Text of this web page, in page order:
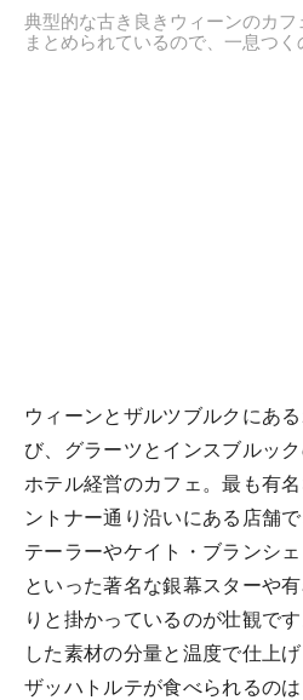
典型的な古き良きウィーンのカ
まとめられているので、一息つく
ウィーンとザルツブルクにあ
び、グラーツとインスブルッ
ホテル経営のカフェ。最も有
ントナー通り沿いにある店舗
テーラーやケイト・ブランシ
といった著名な銀幕スターや
りと掛かっているのが壮観で
した素材の分量と温度で仕上
ザッハトルテが食べられるの